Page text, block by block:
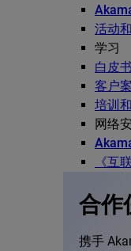
活动
学习
白皮
客户
培训
网络
《互
合作
携手